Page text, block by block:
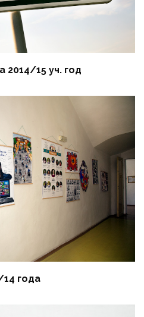
2014/15 уч. год
14 года